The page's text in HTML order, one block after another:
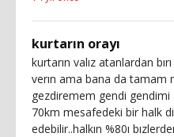
kurtarın orayı
kurtarın valız atanlardan
verın ama bana da tamam
gezdiremem gendi gendimi
70km mesafedeki bir halk
edebilir..halkın %80ı